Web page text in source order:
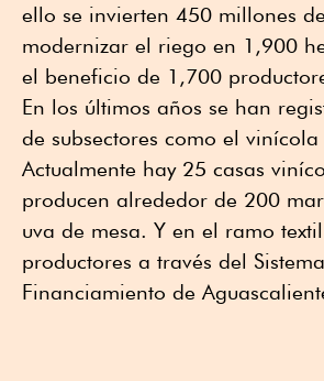
ello se invierten 450 millones
modernizar el riego en 1,900
el beneficio de 1,700
En los últimos años se han
de subsectores como el
Actualmente hay 25 casas
producen alrededor de 200
uva de mesa. Y en el ramo
productores a través del
Financiamiento de